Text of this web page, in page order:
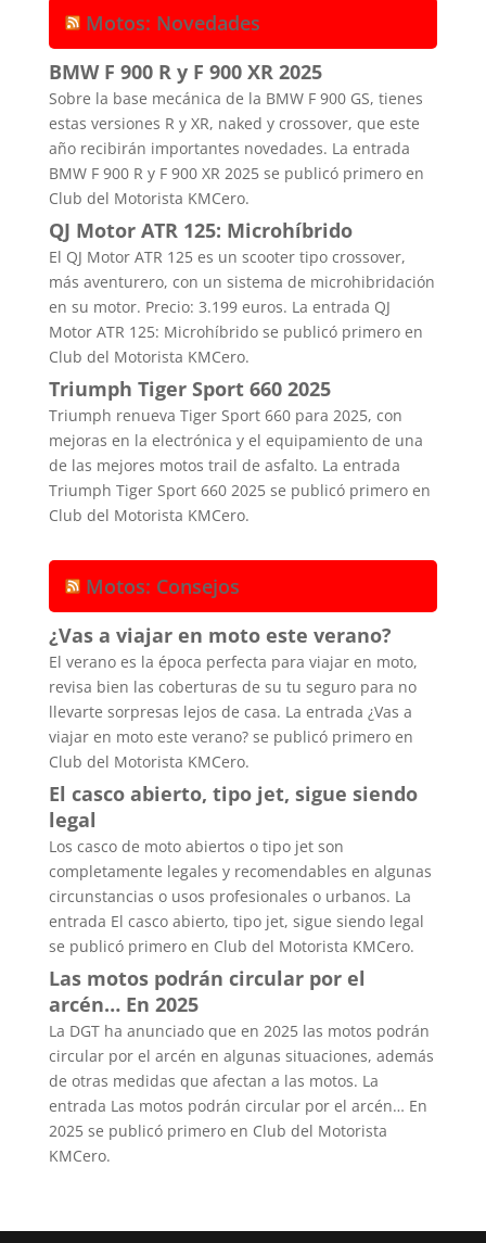
Motos: Novedades
BMW F 900 R y F 900 XR 2025
Sobre la base mecánica de la BMW F 900 GS, tienes
estas versiones R y XR, naked y crossover, que este
año recibirán importantes novedades. La entrada
BMW F 900 R y F 900 XR 2025 se publicó primero en
Club del Motorista KMCero.
QJ Motor ATR 125: Microhíbrido
El QJ Motor ATR 125 es un scooter tipo crossover,
más aventurero, con un sistema de microhibridación
en su motor. Precio: 3.199 euros. La entrada QJ
Motor ATR 125: Microhíbrido se publicó primero en
Club del Motorista KMCero.
Triumph Tiger Sport 660 2025
Triumph renueva Tiger Sport 660 para 2025, con
mejoras en la electrónica y el equipamiento de una
de las mejores motos trail de asfalto. La entrada
Triumph Tiger Sport 660 2025 se publicó primero en
Club del Motorista KMCero.
Motos: Consejos
¿Vas a viajar en moto este verano?
El verano es la época perfecta para viajar en moto,
revisa bien las coberturas de su tu seguro para no
llevarte sorpresas lejos de casa. La entrada ¿Vas a
viajar en moto este verano? se publicó primero en
Club del Motorista KMCero.
El casco abierto, tipo jet, sigue siendo
legal
Los casco de moto abiertos o tipo jet son
completamente legales y recomendables en algunas
circunstancias o usos profesionales o urbanos. La
entrada El casco abierto, tipo jet, sigue siendo legal
se publicó primero en Club del Motorista KMCero.
Las motos podrán circular por el
arcén… En 2025
La DGT ha anunciado que en 2025 las motos podrán
circular por el arcén en algunas situaciones, además
de otras medidas que afectan a las motos. La
entrada Las motos podrán circular por el arcén… En
2025 se publicó primero en Club del Motorista
KMCero.